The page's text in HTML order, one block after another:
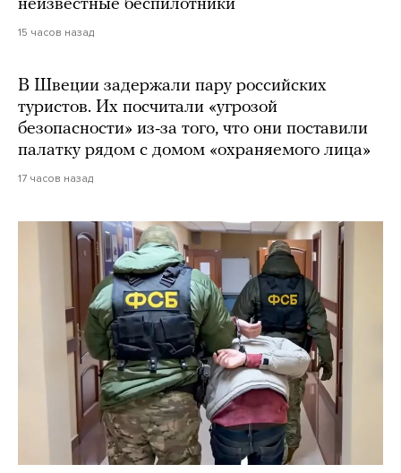
неизвестные беспилотники
15 часов назад
В Швеции задержали пару российских
туристов. Их посчитали «угрозой
безопасности» из-за того, что они поставили
палатку рядом с домом «охраняемого лица»
17 часов назад